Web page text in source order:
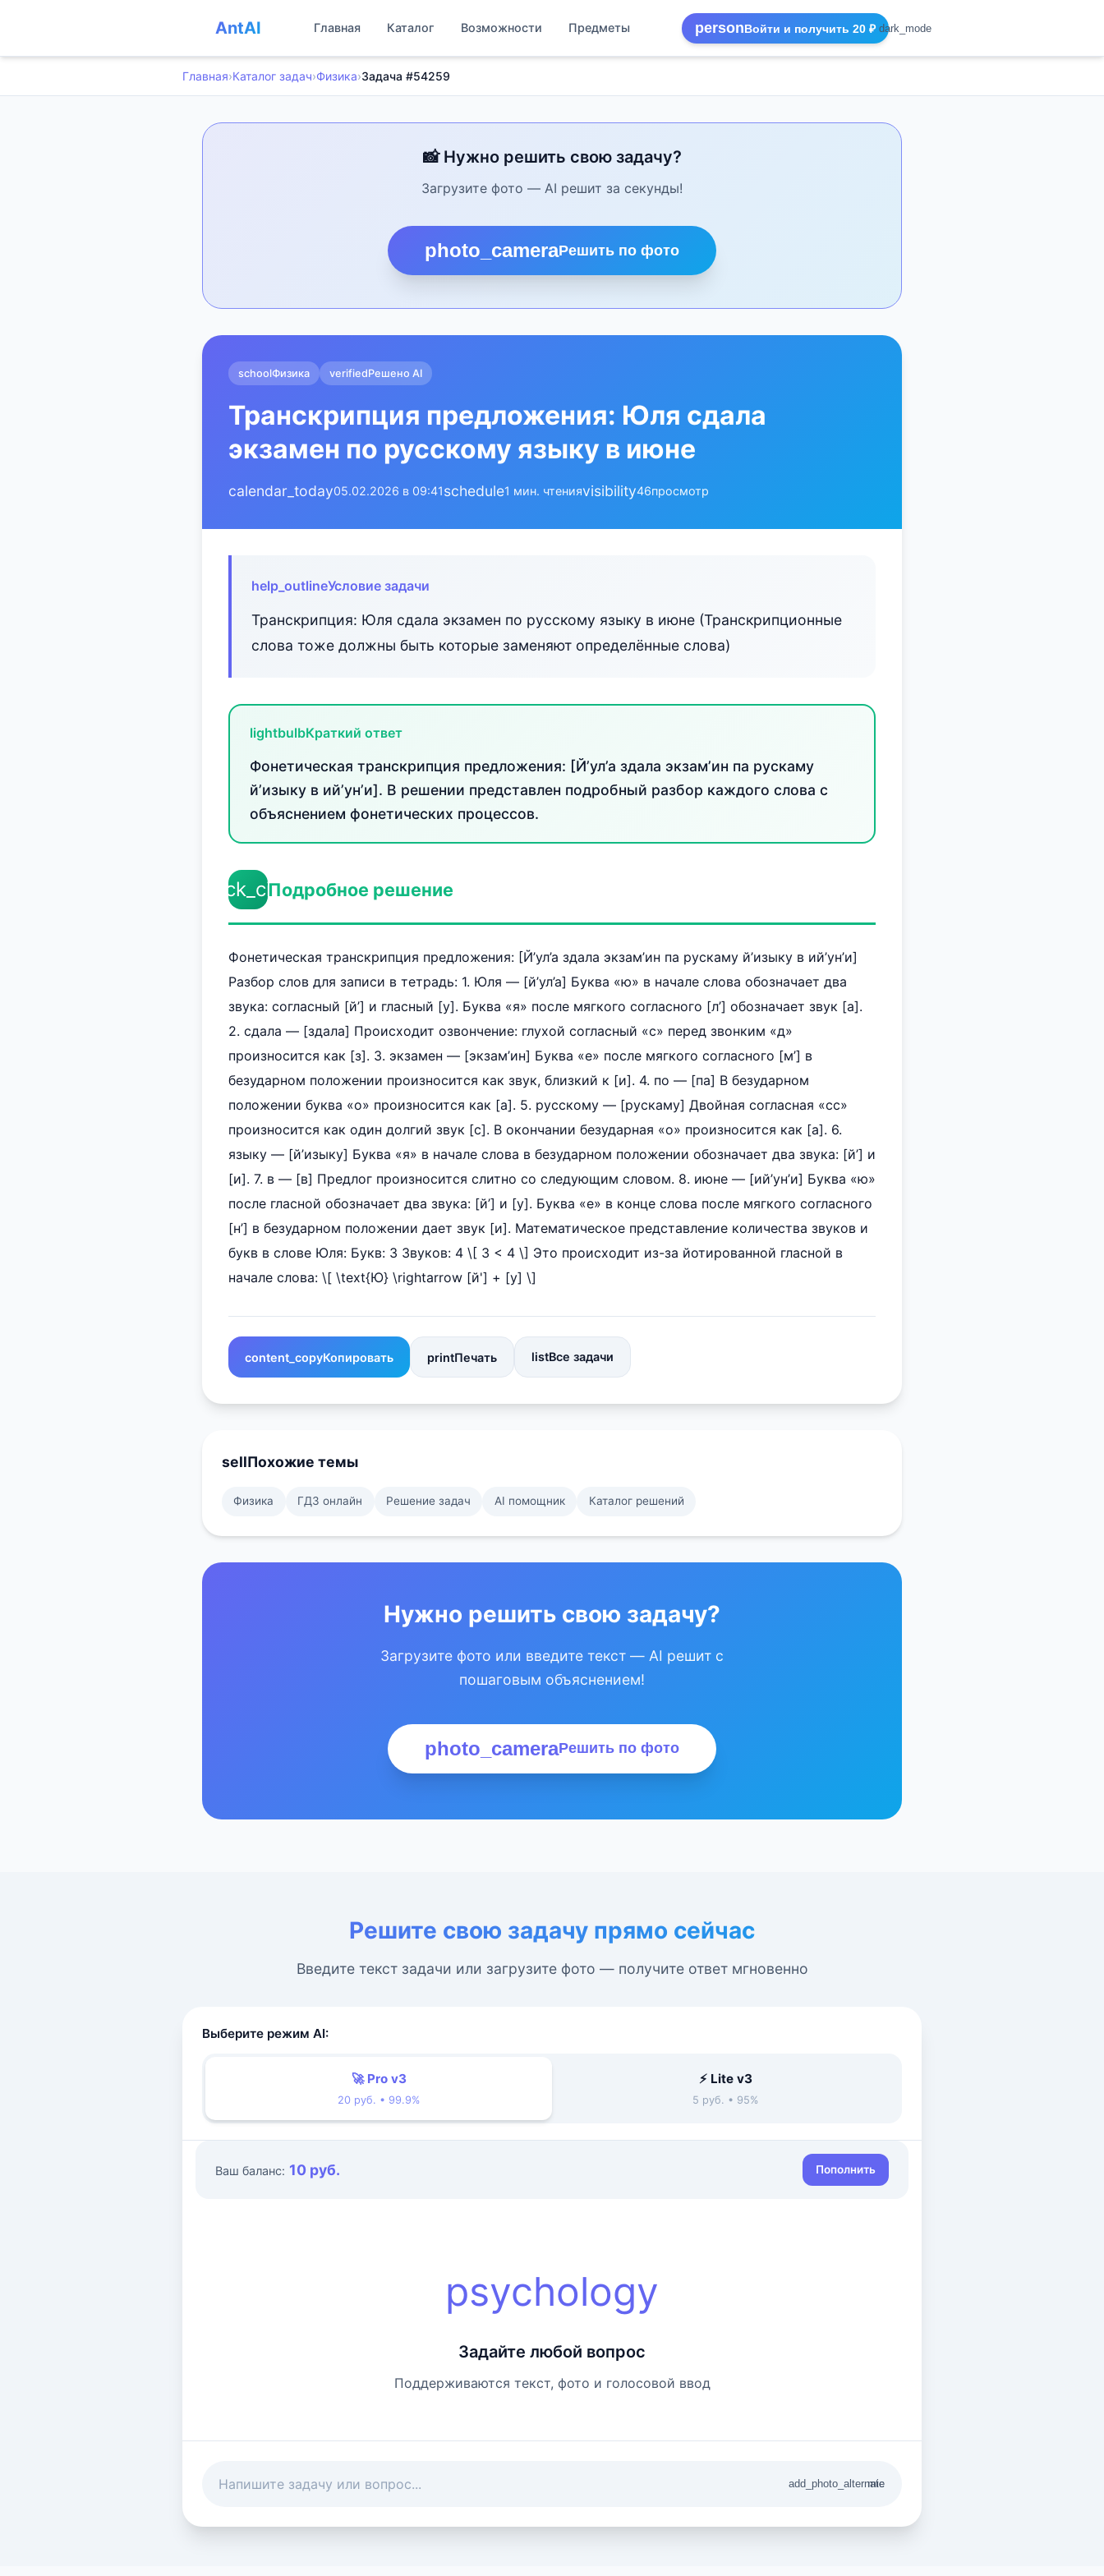
AntAI Главная Каталог Возможности Предметы personВойти и получить 20 ₽ dark_mode
Главная›Каталог задач›Физика›Задача #54259
📸 Нужно решить свою задачу?
Загрузите фото — AI решит за секунды!
photo_cameraРешить по фото
schoolФизика verifiedРешено AI
Транскрипция предложения: Юля сдала
экзамен по русскому языку в июне
calendar_today05.02.2026 в 09:41schedule1 мин. чтенияvisibility46просмотр
help_outlineУсловие задачи
Транскрипция: Юля сдала экзамен по русскому языку в июне (Транскрипционные
слова тоже должны быть которые заменяют определённые слова)
lightbulbКраткий ответ
Фонетическая транскрипция предложения: [Й’ул’а здала экзам’ин па рускаму
й’изыку в ий’ун’и]. В решении представлен подробный разбор каждого слова с
объяснением фонетических процессов.
check_circleПодробное решение
Фонетическая транскрипция предложения: [Й’ул’а здала экзам’ин па рускаму й’изыку в ий’ун’и]
Разбор слов для записи в тетрадь: 1. Юля — [й’ул’а] Буква «ю» в начале слова обозначает два
звука: согласный [й’] и гласный [у]. Буква «я» после мягкого согласного [л’] обозначает звук [а].
2. сдала — [здала] Происходит озвончение: глухой согласный «с» перед звонким «д»
произносится как [з]. 3. экзамен — [экзам’ин] Буква «е» после мягкого согласного [м’] в
безударном положении произносится как звук, близкий к [и]. 4. по — [па] В безударном
положении буква «о» произносится как [а]. 5. русскому — [рускаму] Двойная согласная «сс»
произносится как один долгий звук [с]. В окончании безударная «о» произносится как [а]. 6.
языку — [й’изыку] Буква «я» в начале слова в безударном положении обозначает два звука: [й’] и
[и]. 7. в — [в] Предлог произносится слитно со следующим словом. 8. июне — [ий’ун’и] Буква «ю»
после гласной обозначает два звука: [й’] и [у]. Буква «е» в конце слова после мягкого согласного
[н’] в безударном положении дает звук [и]. Математическое представление количества звуков и
букв в слове Юля: Букв: 3 Звуков: 4 \[ 3 < 4 \] Это происходит из-за йотированной гласной в
начале слова: \[ \text{Ю} \rightarrow [й'] + [у] \]
content_copyКопировать printПечать listВсе задачи
sellПохожие темы
Физика ГДЗ онлайн Решение задач AI помощник Каталог решений
Нужно решить свою задачу?
Загрузите фото или введите текст — AI решит с
пошаговым объяснением!
photo_cameraРешить по фото
Решите свою задачу прямо сейчас
Введите текст задачи или загрузите фото — получите ответ мгновенно
Выберите режим AI:
🚀 Pro v3
20 руб. • 99.9%
⚡ Lite v3
5 руб. • 95%
Ваш баланс: 10 руб. Пополнить
psychology
Задайте любой вопрос
Поддерживаются текст, фото и голосовой ввод
add_photo_alternate
mic